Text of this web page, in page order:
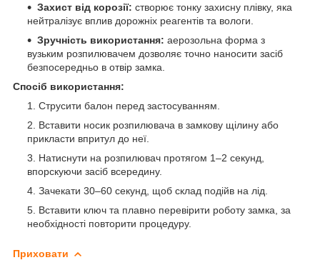
Захист від корозії: створює тонку захисну плівку, яка
нейтралізує вплив дорожніх реагентів та вологи.
Зручність використання: аерозольна форма з
вузьким розпилювачем дозволяє точно наносити засіб
безпосередньо в отвір замка.
Спосіб використання:
Струсити балон перед застосуванням.
Вставити носик розпилювача в замкову щілину або
прикласти впритул до неї.
Натиснути на розпилювач протягом 1–2 секунд,
впорскуючи засіб всередину.
Зачекати 30–60 секунд, щоб склад подійв на лід.
Вставити ключ та плавно перевірити роботу замка, за
необхідності повторити процедуру.
Приховати